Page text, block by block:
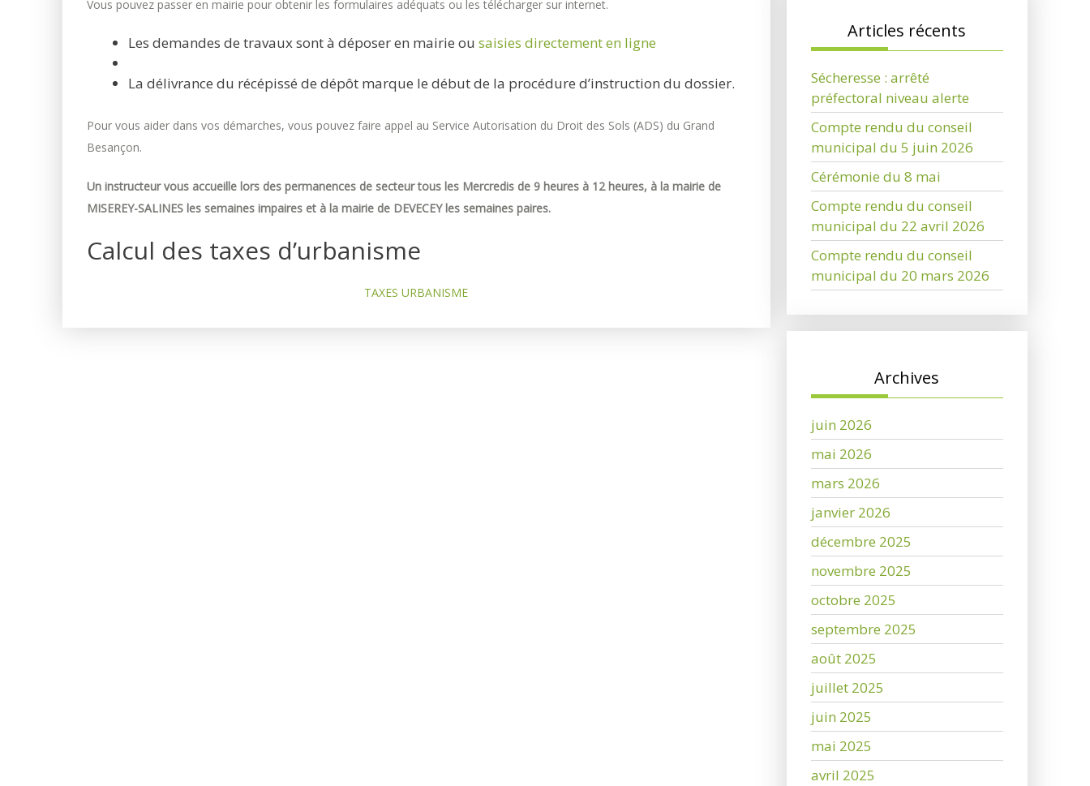
Vous pouvez passer en mairie pour obtenir les formulaires adéquats ou les télécharger sur internet.
Les demandes de travaux sont à déposer en mairie ou saisies directement en ligne
La délivrance du récépissé de dépôt marque le début de la procédure d’instruction du dossier.
Pour vous aider dans vos démarches, vous pouvez faire appel au Service Autorisation du Droit des Sols (ADS) du Grand
Besançon.
Un instructeur vous accueille lors des permanences de secteur tous les Mercredis de 9 heures à 12 heures, à la mairie de
MISEREY-SALINES les semaines impaires et à la mairie de DEVECEY les semaines paires.
Calcul des taxes d’urbanisme
TAXES URBANISME
Articles récents
Sécheresse : arrêté
préfectoral niveau alerte
Compte rendu du conseil
municipal du 5 juin 2026
Cérémonie du 8 mai
Compte rendu du conseil
municipal du 22 avril 2026
Compte rendu du conseil
municipal du 20 mars 2026
Archives
juin 2026
mai 2026
mars 2026
janvier 2026
décembre 2025
novembre 2025
octobre 2025
septembre 2025
août 2025
juillet 2025
juin 2025
mai 2025
avril 2025